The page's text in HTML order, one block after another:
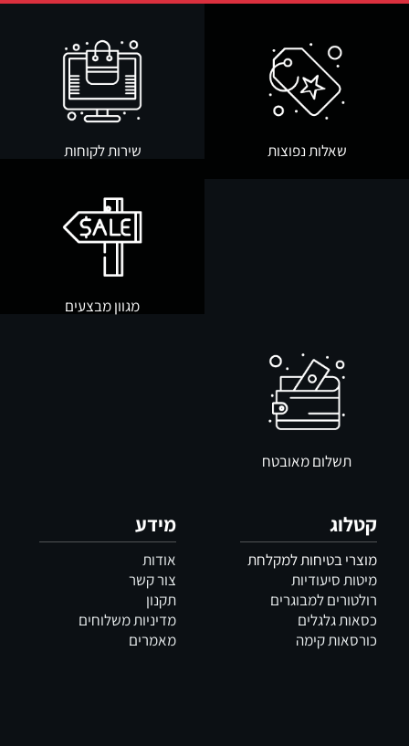
שאלות נפוצות שירות לקוחות
מגוון מבצעים
תשלום מאובטח
קטלוג
מוצרי בטיחות למקלחת
מיטות סיעודיות
רולטורים למבוגרים
כסאות גלגלים
כורסאות קימה
מידע
אודות
צור קשר
תקנון
מדיניות משלוחים
מאמרים